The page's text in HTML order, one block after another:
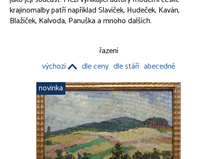
Krajina
Miniatura
Kresba
Ostatní obrazy
PORCELÁN, KAMENINA
NÁBYTEK
HODINY, HODINKY
MODERNÍ UMĚNÍ A DESIGN
OSTATNÍ
krajinomalby patří například Slavíček, Hudeček, Kaván,
Blažíček, Kalvoda, Panuška a mnoho dalších.
řazení
výchozí
dle ceny dle stáří abecedně
novinka